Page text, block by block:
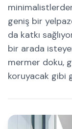
geniş bir
da katkı
bir arada
mermer doku,
koruyacak gibi